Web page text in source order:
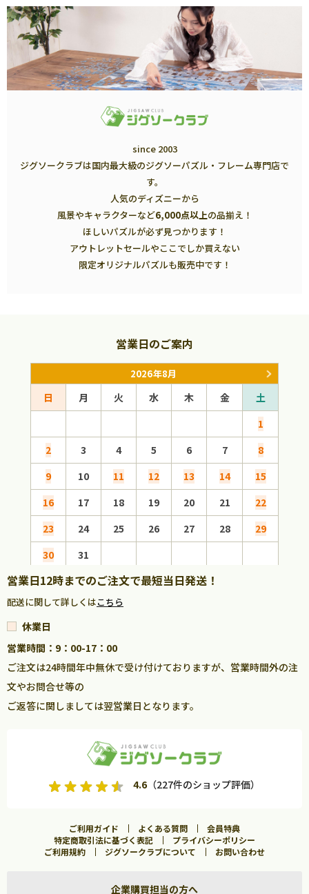
since 2003
ジグソークラブは国内最大級のジグソーパズル・フレーム専門店で
す。
人気のディズニーから
風景やキャラクターなど6,000点以上の品揃え！
ほしいパズルが必ず見つかります！
アウトレットセールやここでしか買えない
限定オリジナルパズルも販売中です！
営業日のご案内
2026年8月
日 月 火 水 木 金
土
1
2
3 4 5 6 7
8
9
10 11 12 13 14
15
16
17 18 19 20 21
22
23
24 25 26 27 28
29
30
31
営業日12時までのご注文で最短当日発送！
配送に関して詳しくはこちら
休業日
営業時間：9：00-17：00
ご注文は24時間年中無休で受け付けておりますが、営業時間外の注
文やお問合せ等の
ご返答に関しましては翌営業日となります。
4.6（227件のショップ評価）
ご利用ガイド よくある質問
会員特典
特定商取引法に基づく表記
プライバシーポリシー
ご利用規約
ジグソークラブについて お問い合わせ
企業購買担当の方へ